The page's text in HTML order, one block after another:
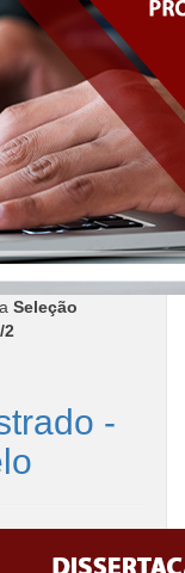
Seleção
2
-